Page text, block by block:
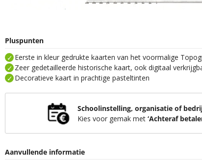
Pluspunten
Eerste in kleur gedrukte kaarten van het voormalige
Zeer gedetailleerde historische kaart, ook digitaal
Decoratieve kaart in prachtige pasteltinten
Schoolinstelling, organisatie of
Kies voor gemak met ‘Achteraf
Aanvullende informatie